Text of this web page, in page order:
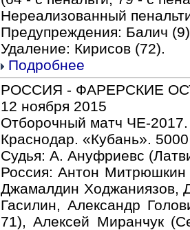
Нереализованный
Предупреждения: Балич
Удаление: Кирисов (72).
Подробнее
РОССИЯ - ФАРЕРСКИЕ
12 ноября 2015
Отборочный матч ЧЕ-2017.
Краснодар. «Кубань».
Судья: А. Ануфриевс
Россия: Антон Митрюшкин
Джамалдин Ходжаниязов,
Гасилин, Александр
71), Алексей Миранчук